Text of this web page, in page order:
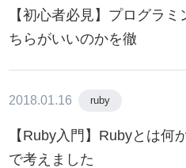
【初心者必見】プログラ
ちらがいいのかを徹
2018.01.16 ruby
【Ruby入門】Rubyとは何
で考えました